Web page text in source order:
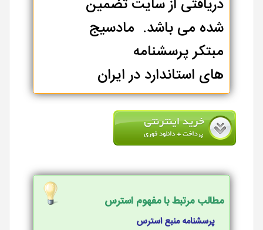
دریافتی از سایت تضمین
شده می باشد. مادسیج
مبتکر پرسشنامه
های استاندارد در ایران
مطالب مرتبط با مفهوم استرس
پرسشنامه منبع استرس